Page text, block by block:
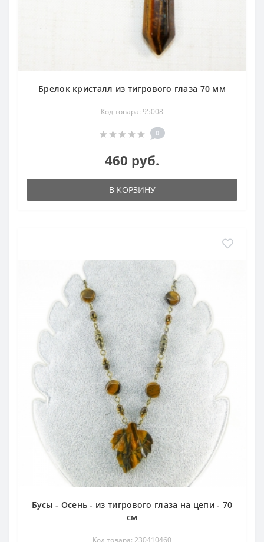
Брелок кристалл из тигрового глаза 70 мм
Код товара: 95008
0
460 руб.
В КОРЗИНУ
Бусы - Осень - из тигрового глаза на цепи - 70
см